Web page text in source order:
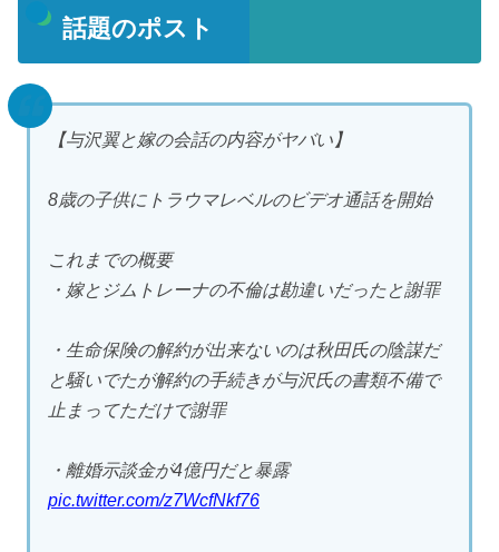
話題のポスト
【与沢翼と嫁の会話の内容がヤバい】
8歳の子供にトラウマレベルのビデオ通話を開始
これまでの概要
・嫁とジムトレーナの不倫は勘違いだったと謝罪
・生命保険の解約が出来ないのは秋田氏の陰謀だ
と騒いでたが解約の手続きが与沢氏の書類不備で
止まってただけで謝罪
・離婚示談金が4億円だと暴露
pic.twitter.com/z7WcfNkf76